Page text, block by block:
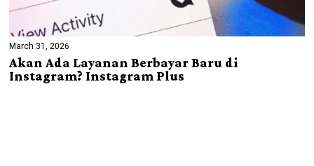
March 31, 2026
Akan Ada Layanan Berbayar Baru di
Instagram? Instagram Plus